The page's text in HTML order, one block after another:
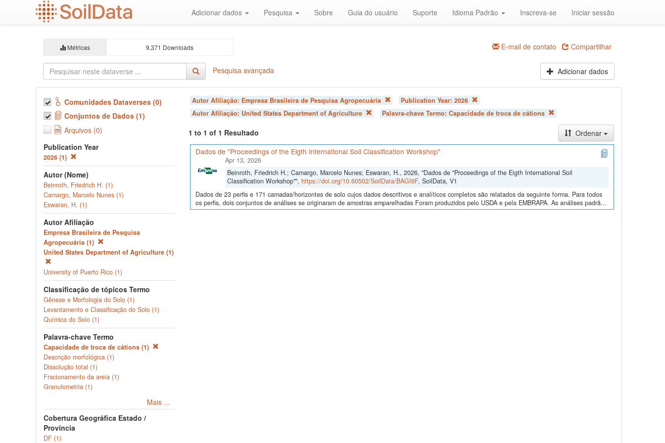
Adicionar dados Pesquisa Sobre Guia do usuário Suporte Idioma Padrão Inscreva-se Iniciar sessão
Métricas 9,371 Downloads E-mail de contato Compartilhar
Pesquisa avançada Adicionar dados
Comunidades Dataverses (0)
Conjuntos de Dados (1)
Arquivos (0)
Publication Year
2026 (1)
Autor (Nome)
Beinroth, Friedrich H. (1)
Camargo, Marcelo Nunes (1)
Eswaran, H. (1)
Autor Afiliação
Empresa Brasileira de Pesquisa
Agropecuária (1)
United States Department of Agriculture (1)
University of Puerto Rico (1)
Classificação de tópicos Termo
Gênese e Morfologia do Solo (1)
Levantamento e Classificação do Solo (1)
Química do Solo (1)
Palavra-chave Termo
Capacidade de troca de cátions (1)
Descrição morfológica (1)
Dissolução total (1)
Fracionamento da areia (1)
Granulometria (1)
Mais ...
Cobertura Geográfica Estado /
Província
DF (1)
Autor Afiliação: Empresa Brasileira de Pesquisa Agropecuária Publication Year: 2026
Autor Afiliação: United States Department of Agriculture Palavra-chave Termo: Capacidade de troca de cátions
1 to 1 of 1 Resultado
Ordenar
Dados de "Proceedings of the Eigth International Soil Classification Workshop"
Apr 13, 2026
Beinroth, Friedrich H.; Camargo, Marcelo Nunes; Eswaran, H., 2026, "Dados de "Proceedings of the Eigth International Soil
Classification Workshop"", https://doi.org/10.60502/SoilData/BAGI6F, SoilData, V1
Dados de 23 perfis e 171 camadas/horizontes de solo cujos dados descritivos e analíticos completos são relatados da seguinte forma. Para todos
os perfis, dois conjuntos de análises se originaram de amostras emparelhadas Foram produzidos pelo USDA e pela EMBRAPA. As análises padrã...